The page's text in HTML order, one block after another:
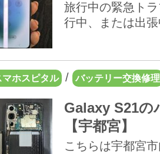
旅行中の緊急ト
行中、または出
ホスピタル / バッテリー交換修理
Galaxy S21の
【宇都宮】
こちらは宇都宮